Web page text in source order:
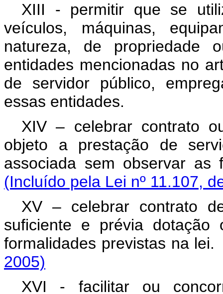
XIII - permitir que se
veículos, máquinas,
natureza, de propriedade
entidades mencionadas no
de servidor público,
essas entidades.
XIV – celebrar contrato
objeto a prestação de
associada sem observar
(Incluído pela Lei nº 11.107,
XV – celebrar contrato
suficiente e prévia dotação
formalidades previstas
2005)
XVI - facilitar ou